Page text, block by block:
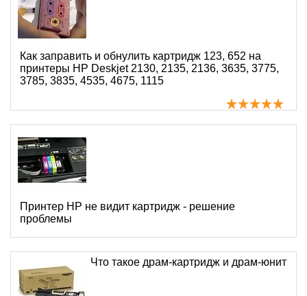
Как заправить и обнулить картридж 123, 652 на
принтеры HP Deskjet 2130, 2135, 2136, 3635, 3775,
3785, 3835, 4535, 4675, 1115
Принтер HP не видит картридж - решение
проблемы
Что такое драм-картридж и драм-юнит